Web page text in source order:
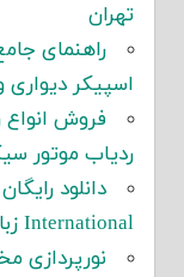
تهران
راهنمای
اسپیکر دیواری
فروش انواع
ردیاب موتور
International زبان آلمانی